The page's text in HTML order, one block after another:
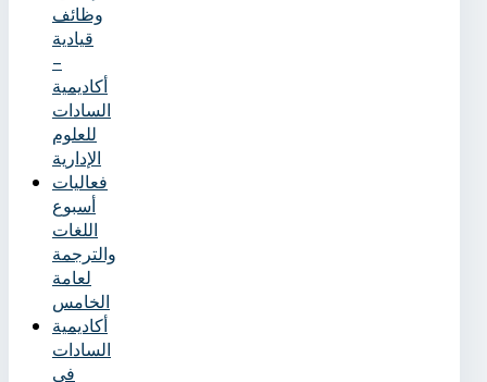
وظائف
قيادية
–
أكاديمية
السادات
للعلوم
الإدارية
فعاليات
أسبوع
اللغات
والترجمة
لعامة
الخامس
أكاديمية
السادات
في